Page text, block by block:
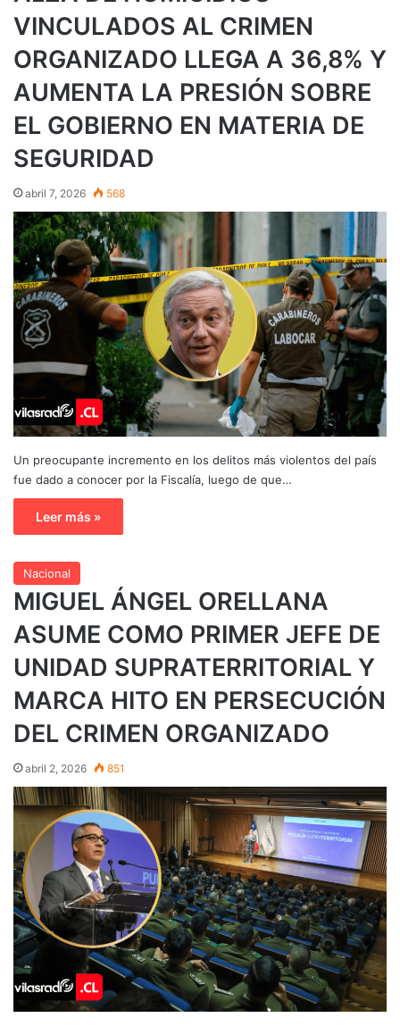
VINCULADOS AL CRIMEN
ORGANIZADO LLEGA A 36,8% Y
AUMENTA LA PRESIÓN SOBRE
EL GOBIERNO EN MATERIA DE
SEGURIDAD
abril 7, 2026 568
Un preocupante incremento en los delitos más violentos del país
fue dado a conocer por la Fiscalía, luego de que…
Leer más »
Nacional
MIGUEL ÁNGEL ORELLANA
ASUME COMO PRIMER JEFE DE
UNIDAD SUPRATERRITORIAL Y
MARCA HITO EN PERSECUCIÓN
DEL CRIMEN ORGANIZADO
abril 2, 2026 851